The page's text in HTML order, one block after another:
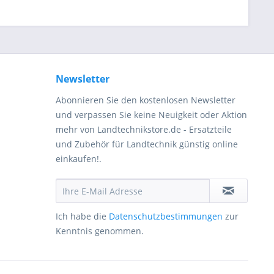
Newsletter
Abonnieren Sie den kostenlosen Newsletter
und verpassen Sie keine Neuigkeit oder Aktion
mehr von Landtechnikstore.de - Ersatzteile
und Zubehör für Landtechnik günstig online
einkaufen!.
Ich habe die Datenschutzbestimmungen zur
Kenntnis genommen.